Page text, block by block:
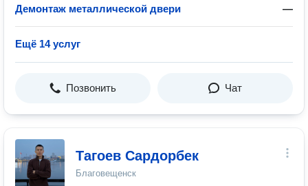
Демонтаж металлической двери —
Ещё 14 услуг
Позвонить Чат
Тагоев Сардорбек
Благовещенск